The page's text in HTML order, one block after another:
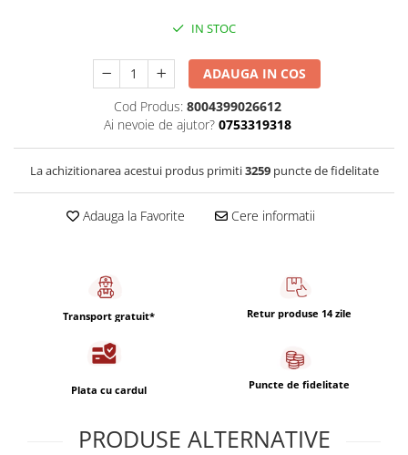
IN STOC
ADAUGA IN COS
Cod Produs: 8004399026612
Ai nevoie de ajutor? 0753319318
La achizitionarea acestui produs primiti3259puncte de fidelitate
Adauga la Favorite Cere informatii
Transport gratuit* Retur produse 14 zile
Plata cu cardul Puncte de fidelitate
PRODUSE ALTERNATIVE